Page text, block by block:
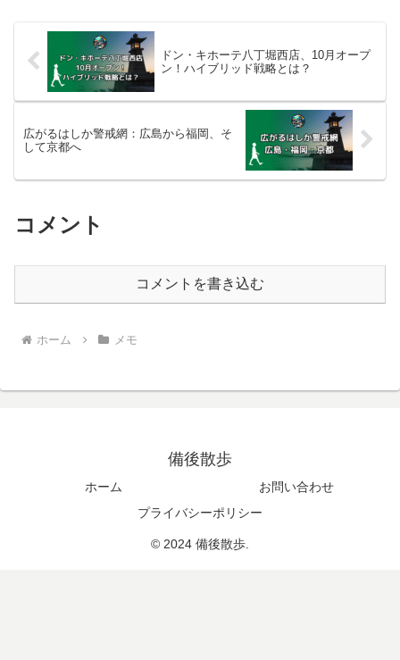
ドン・キホーテ八丁堀西店、10月オープ
ン！ハイブリッド戦略とは？
広がるはしか警戒網：広島から福岡、そ
して京都へ
コメント
コメントを書き込む
ホーム メモ
備後散歩
ホーム
お問い合わせ
プライバシーポリシー
© 2024 備後散歩.